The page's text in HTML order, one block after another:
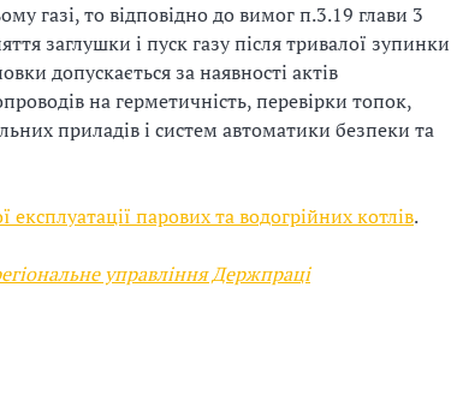
газі, то відповідно до вимог п.3.19 глави 3
заглушки і пуск газу після тривалої зупинки
допускається за наявності актів
на герметичність, перевірки топок,
приладів і систем автоматики безпеки та
експлуатації парових та водогрійних котлів.
управління Держпраці